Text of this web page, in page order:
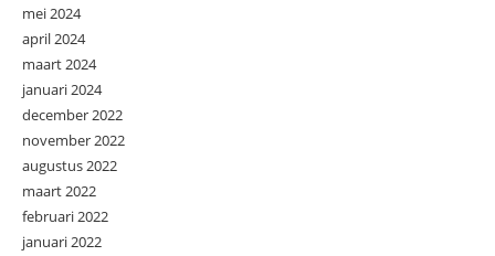
mei 2024
april 2024
maart 2024
januari 2024
december 2022
november 2022
augustus 2022
maart 2022
februari 2022
januari 2022